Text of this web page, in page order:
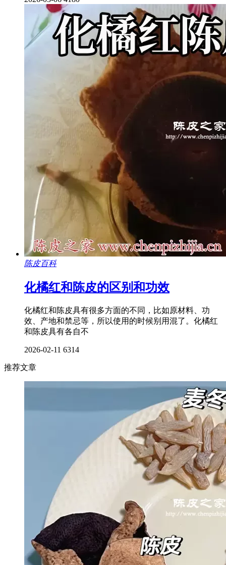
陈皮百科
化橘红和陈皮的区别和功效
化橘红和陈皮具有很多方面的不同，比如原材料、功
效、产地和禁忌等，所以使用的时候别用混了。化橘红
和陈皮具有各自不
2026-02-11 6314
推荐文章